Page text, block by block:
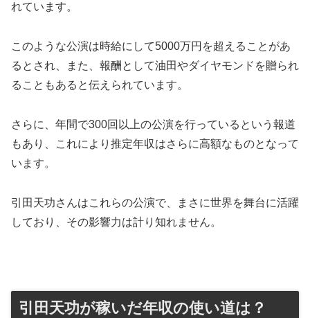
れています。
このような公演は時給にして5000万円を超えることがあ
るとされ、また、報酬として油田やダイヤモンドを贈られ
ることもあると伝えられています。
さらに、年間で300回以上の公演を行っているという報道
もあり、これにより推定年収はさらに高額なものとなって
います。
引田天功さんはこれらの公演で、まさに世界を舞台に活躍
しており、その影響力は計り知れません。
引田天功が稼いだ年収の使い道は？